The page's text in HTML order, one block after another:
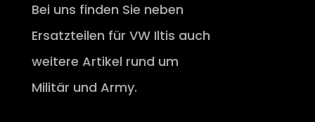
Bei uns finden Sie neben
Ersatzteilen für VW Iltis auch
weitere Artikel rund um
Militär und Army.